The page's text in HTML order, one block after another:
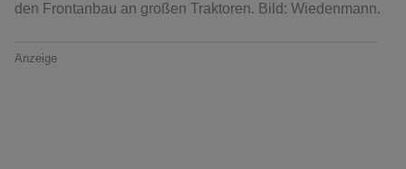
den Frontanbau an großen Traktoren. Bild: Wiedenmann.
Anzeige